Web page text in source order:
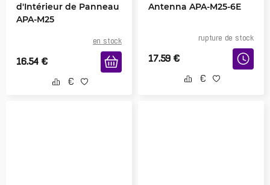
d'Intérieur de Panneau
APA-M25
en stock
16.54 €
Antenna APA-M25-6E
rupture de stock
17.59 €